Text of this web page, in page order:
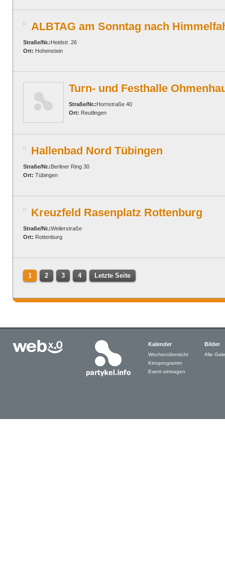
ALBTAG am Sonntag nach
Straße/Nr.:Heidstr. 26
Ort: Hohenstein
Turn- und Festhalle
Straße/Nr.:Hornstraße 40
Ort: Reutlingen
Hallenbad Nord Tübingen
Straße/Nr.:Berliner Ring 30
Ort: Tübingen
Kreuzfeld Rasenplatz Rottenburg
Straße/Nr.:Weilerstraße
Ort: Rottenburg
1 2 3 4 Letzte Seite
Kalender
Wochenübersicht
Kinoprogramm
Event eintragen
Bilder
Alle